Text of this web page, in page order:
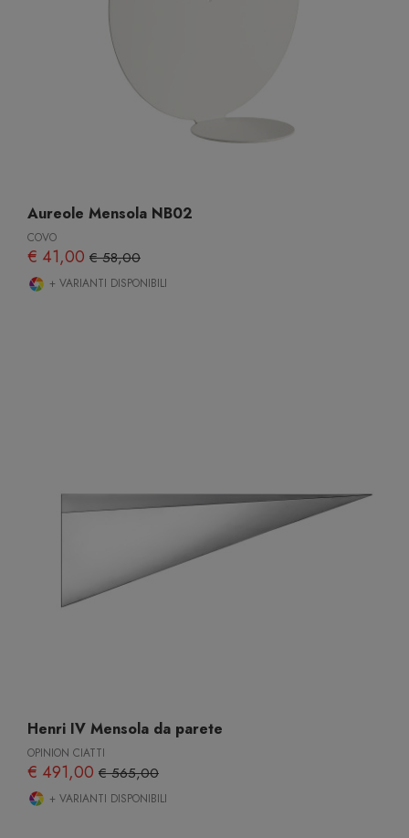
Aureole Mensola NB02
COVO
€ 41,00 € 58,00
+ VARIANTI DISPONIBILI
Henri IV Mensola da parete
OPINION CIATTI
€ 491,00 € 565,00
+ VARIANTI DISPONIBILI